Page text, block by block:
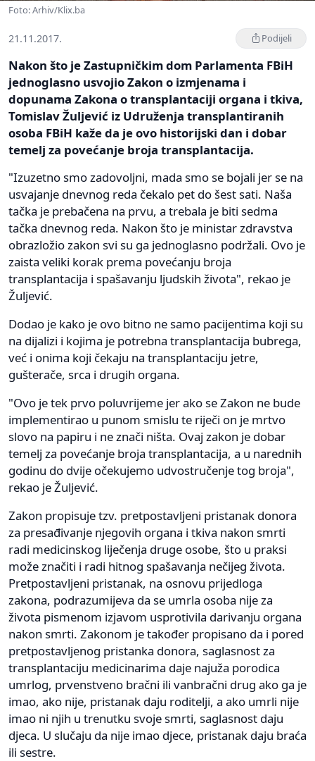
Foto: Arhiv/Klix.ba
21.11.2017. Podijeli
Nakon što je Zastupničkim dom Parlamenta FBiH
jednoglasno usvojio Zakon o izmjenama i
dopunama Zakona o transplantaciji organa i tkiva,
Tomislav Žuljević iz Udruženja transplantiranih
osoba FBiH kaže da je ovo historijski dan i dobar
temelj za povećanje broja transplantacija.
"Izuzetno smo zadovoljni, mada smo se bojali jer se na
usvajanje dnevnog reda čekalo pet do šest sati. Naša
tačka je prebačena na prvu, a trebala je biti sedma
tačka dnevnog reda. Nakon što je ministar zdravstva
obrazložio zakon svi su ga jednoglasno podržali. Ovo je
zaista veliki korak prema povećanju broja
transplantacija i spašavanju ljudskih života", rekao je
Žuljević.
Dodao je kako je ovo bitno ne samo pacijentima koji su
na dijalizi i kojima je potrebna transplantacija bubrega,
već i onima koji čekaju na transplantaciju jetre,
gušterače, srca i drugih organa.
"Ovo je tek prvo poluvrijeme jer ako se Zakon ne bude
implementirao u punom smislu te riječi on je mrtvo
slovo na papiru i ne znači ništa. Ovaj zakon je dobar
temelj za povećanje broja transplantacija, a u narednih
godinu do dvije očekujemo udvostručenje tog broja",
rekao je Žuljević.
Zakon propisuje tzv. pretpostavljeni pristanak donora
za presađivanje njegovih organa i tkiva nakon smrti
radi medicinskog liječenja druge osobe, što u praksi
može značiti i radi hitnog spašavanja nečijeg života.
Pretpostavljeni pristanak, na osnovu prijedloga
zakona, podrazumijeva da se umrla osoba nije za
života pismenom izjavom usprotivila darivanju organa
nakon smrti. Zakonom je također propisano da i pored
pretpostavljenog pristanka donora, saglasnost za
transplantaciju medicinarima daje najuža porodica
umrlog, prvenstveno bračni ili vanbračni drug ako ga je
imao, ako nije, pristanak daju roditelji, a ako umrli nije
imao ni njih u trenutku svoje smrti, saglasnost daju
djeca. U slučaju da nije imao djece, pristanak daju braća
ili sestre.